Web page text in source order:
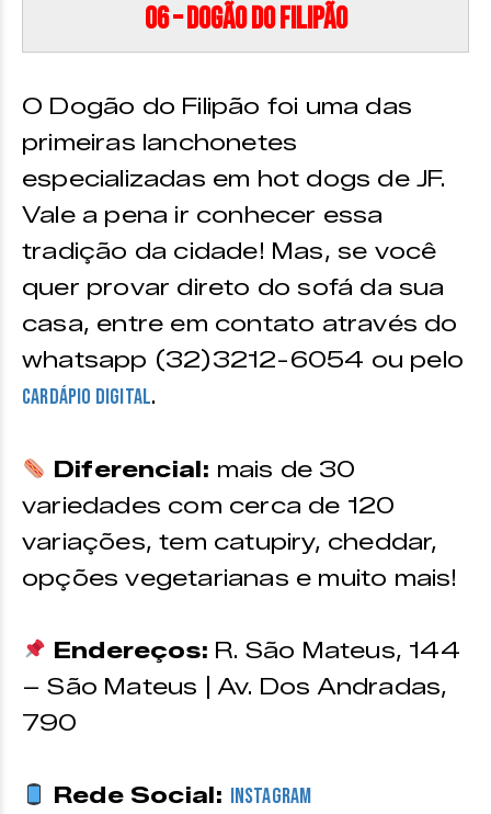
06 – Dogão do Filipão
O Dogão do Filipão foi uma das
primeiras lanchonetes
especializadas em hot dogs de JF.
Vale a pena ir conhecer essa
tradição da cidade! Mas, se você
quer provar direto do sofá da sua
casa, entre em contato através do
whatsapp (32)3212-6054 ou pelo
cardápio digital.
Diferencial: mais de 30
variedades com cerca de 120
variações, tem catupiry, cheddar,
opções vegetarianas e muito mais!
Endereços: R. São Mateus, 144
– São Mateus | Av. Dos Andradas,
790
Rede Social: Instagram